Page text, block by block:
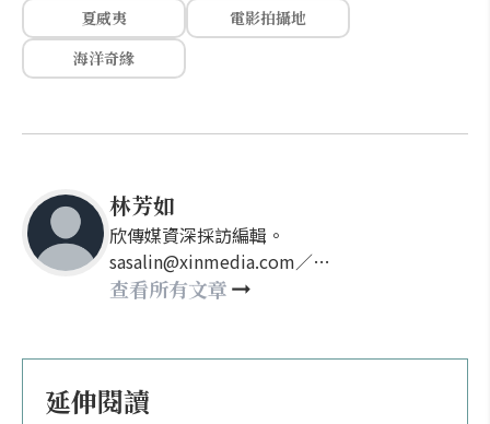
夏威夷
電影拍攝地
海洋奇緣
林芳如
欣傳媒資深採訪編輯。
sasalin@xinmedia.com／
happy21917@gmail.com
查看所有文章
延伸閱讀